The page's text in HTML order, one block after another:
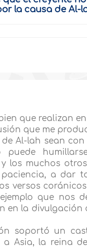
la causa de Al-
que realizan
que me
Al-lah sean con
puede
los muchos
a dar
versos
que nos
en la divulgación
soportó un
Asia, la reina